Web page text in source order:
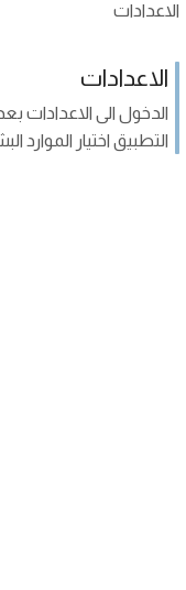
الاعدادات
الاعدادات
الدخول الى الاعدادات
التطبيق اختيار الموارد